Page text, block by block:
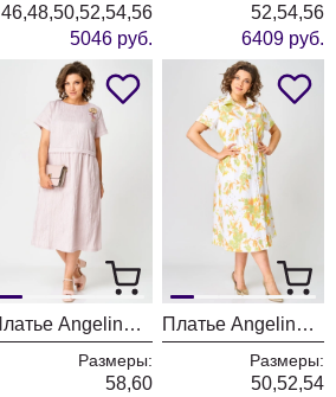
46,48,50,52,54,56
5046 руб.
52,54,56
6409 руб.
Платье Angelina & Company 1234
Размеры:
58,60
Платье Angelina & Company 1231
Размеры:
50,52,54